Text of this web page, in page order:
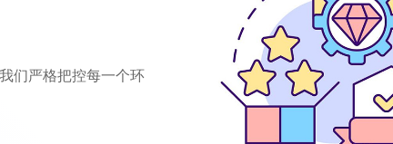
们严格把控每一个环